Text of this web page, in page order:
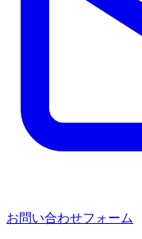
お問い合わせフォーム